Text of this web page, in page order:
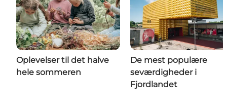
Oplevelser til det halve
hele sommeren
De mest populære
seværdigheder i
Fjordlandet